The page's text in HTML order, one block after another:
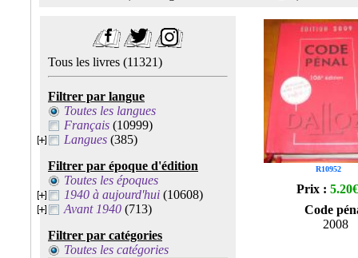
Tous les livres (11321)
Filtrer par langue
Toutes les langues
Français (10999)
Langues (385)
Filtrer par époque d'édition
Toutes les époques
1940 à aujourd'hui (10608)
Avant 1940 (713)
Filtrer par catégories
Toutes les catégories
R10952
Prix : 5.20€
Code
2008